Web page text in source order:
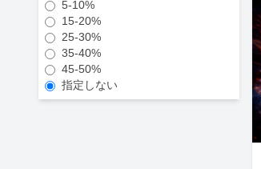
5-10%
15-20%
25-30%
35-40%
45-50%
指定しない